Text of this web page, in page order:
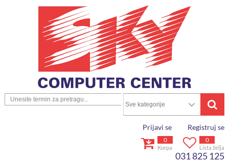
Prijavi se Registruj se
0
Lista želja
0
Korpa
031 825 125